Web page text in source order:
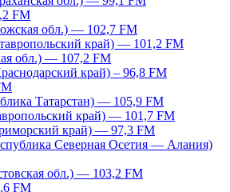
FM
обл.) — 102,7 FM
край) — 101,2 FM
обл.) — 107,2 FM
край) – 96,8 FM
Татарстан) — 105,9 FM
край) — 101,7 FM
край) — 97,3 FM
Северная Осетия — Алания)
обл.) — 103,2 FM
FM